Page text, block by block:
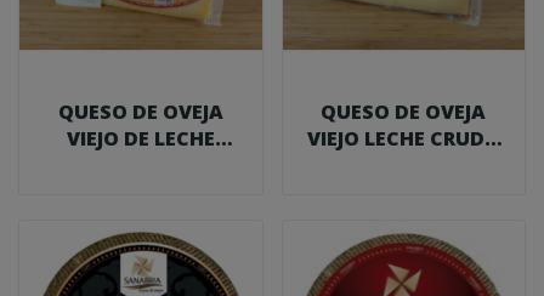
QUESO DE OVEJA
VIEJO DE LECHE
QUESO DE OVEJA
VIEJO LECHE CRUDA